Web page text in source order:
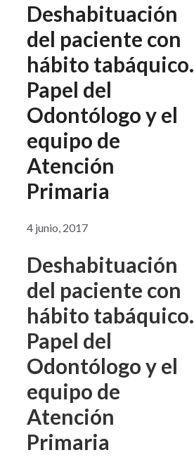
Deshabituación
del paciente con
hábito tabáquico.
Papel del
Odontólogo y el
equipo de
Atención
Primaria
4 junio, 2017
Deshabituación
del paciente con
hábito tabáquico.
Papel del
Odontólogo y el
equipo de
Atención
Primaria